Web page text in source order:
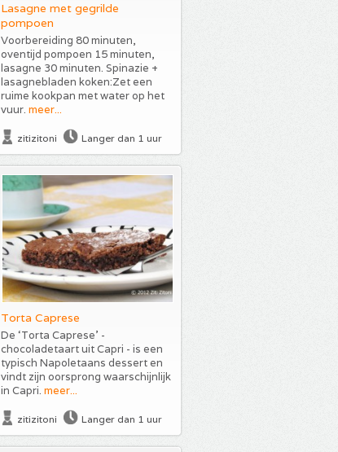
Lasagne met gegrilde
pompoen
Voorbereiding 80 minuten,
oventijd pompoen 15 minuten,
lasagne 30 minuten. Spinazie +
lasagnebladen koken:Zet een
ruime kookpan met water op het
vuur. meer...
zitizitoni Langer dan 1 uur
Torta Caprese
De ‘Torta Caprese’ -
chocoladetaart uit Capri - is een
typisch Napoletaans dessert en
vindt zijn oorsprong waarschijnlijk
in Capri. meer...
zitizitoni Langer dan 1 uur